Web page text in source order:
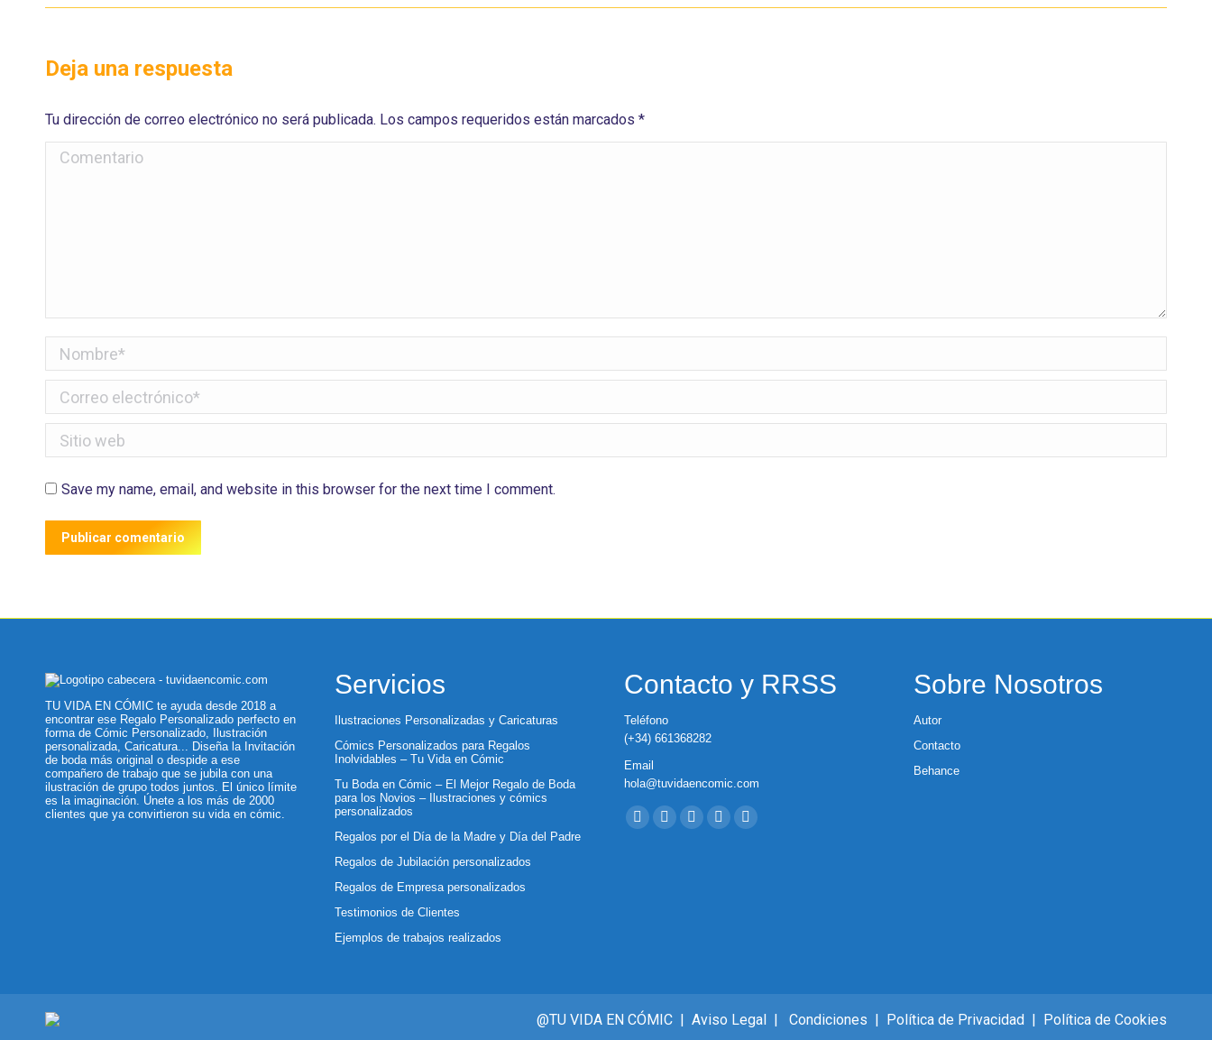
Deja una respuesta
Tu dirección de correo electrónico no será publicada. Los campos requeridos están marcados *
Comentario
Nombre *
Correo electrónico *
Sitio web
Save my name, email, and website in this browser for the next time I comment.
Publicar comentario
TU VIDA EN CÓMIC te ayuda desde 2018 a
encontrar ese Regalo Personalizado perfecto en
forma de Cómic Personalizado, Ilustración
personalizada, Caricatura... Diseña la Invitación
de boda más original o despide a ese
compañero de trabajo que se jubila con una
ilustración de grupo todos juntos. El único límite
es la imaginación. Únete a los más de 2000
clientes que ya convirtieron su vida en cómic.
Servicios
Ilustraciones Personalizadas y Caricaturas
Cómics Personalizados para Regalos
Inolvidables – Tu Vida en Cómic
Tu Boda en Cómic – El Mejor Regalo de Boda
para los Novios – Ilustraciones y cómics
personalizados
Regalos por el Día de la Madre y Día del Padre
Regalos de Jubilación personalizados
Regalos de Empresa personalizados
Testimonios de Clientes
Ejemplos de trabajos realizados
Contacto y RRSS
Teléfono
(+34) 661368282
Email
hola@tuvidaencomic.com
Encuéntranos en:
Facebook
X
YouTubeInstagramWhatsapp
Sobre Nosotros
Autor
Contacto
Behance
@TU VIDA EN CÓMIC | Aviso Legal | Condiciones | Política de Privacidad | Política de Cookies